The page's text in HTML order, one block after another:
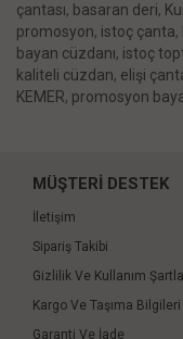
çantası, basaran deri,
promosyon, istoç çanta,
bayan cüzdanı, istoç
kaliteli cüzdan, elişi
KEMER, promosyon
MÜŞTERİ DESTEK
İletişim
Sipariş Takibi
Gizlilik Ve Kullanım
Kargo Ve Taşıma Bilgileri
Garanti Ve İade